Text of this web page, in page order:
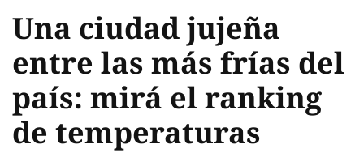
Una ciudad jujeña
entre las más frías del
país: mirá el ranking
de temperaturas